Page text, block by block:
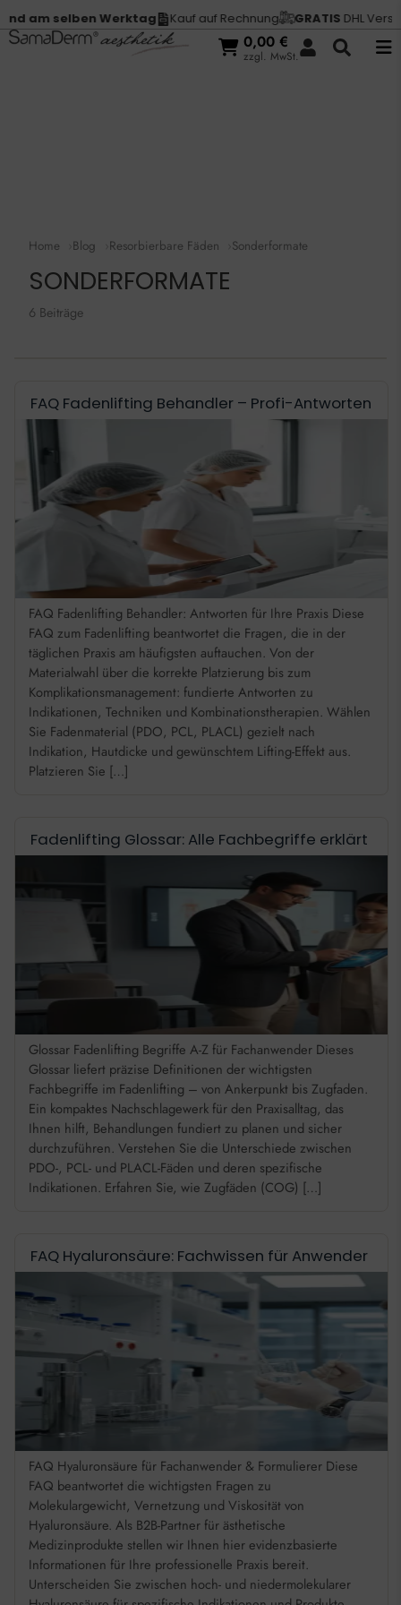
selben Werktag Kauf auf Rechnung GRATISDHL Versand
0,00 €
zzgl. MwSt.
Home Blog Resorbierbare Fäden Sonderformate
SONDERFORMATE
6 Beiträge
FAQ Fadenlifting Behandler – Profi-Antworten
FAQ Fadenlifting Behandler: Antworten für Ihre Praxis Diese
FAQ zum Fadenlifting beantwortet die Fragen, die in der
täglichen Praxis am häufigsten auftauchen. Von der
Materialwahl über die korrekte Platzierung bis zum
Komplikationsmanagement: fundierte Antworten zu
Indikationen, Techniken und Kombinationstherapien. Wählen
Sie Fadenmaterial (PDO, PCL, PLACL) gezielt nach
Indikation, Hautdicke und gewünschtem Lifting-Effekt aus.
Platzieren Sie […]
Fadenlifting Glossar: Alle Fachbegriffe erklärt
Glossar Fadenlifting Begriffe A-Z für Fachanwender Dieses
Glossar liefert präzise Definitionen der wichtigsten
Fachbegriffe im Fadenlifting – von Ankerpunkt bis Zugfaden.
Ein kompaktes Nachschlagewerk für den Praxisalltag, das
Ihnen hilft, Behandlungen fundiert zu planen und sicher
durchzuführen. Verstehen Sie die Unterschiede zwischen
PDO-, PCL- und PLACL-Fäden und deren spezifische
Indikationen. Erfahren Sie, wie Zugfäden (COG) […]
FAQ Hyaluronsäure: Fachwissen für Anwender
FAQ Hyaluronsäure für Fachanwender & Formulierer Diese
FAQ beantwortet die wichtigsten Fragen zu
Molekulargewicht, Vernetzung und Viskosität von
Hyaluronsäure. Als B2B-Partner für ästhetische
Medizinprodukte stellen wir Ihnen hier evidenzbasierte
Informationen für Ihre professionelle Praxis bereit.
Unterscheiden Sie zwischen hoch- und niedermolekularer